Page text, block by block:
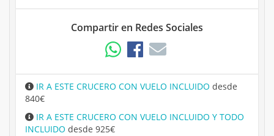
Compartir en Redes Sociales
IR A ESTE CRUCERO CON VUELO INCLUIDO desde
840€
IR A ESTE CRUCERO CON VUELO INCLUIDO Y TODO
INCLUIDO desde 925€